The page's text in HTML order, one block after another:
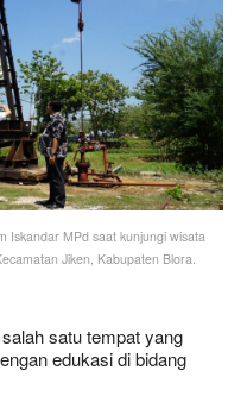
Iskandar MPd saat kunjungi wisata
Jiken, Kabupaten Blora.
satu tempat yang
edukasi di bidang